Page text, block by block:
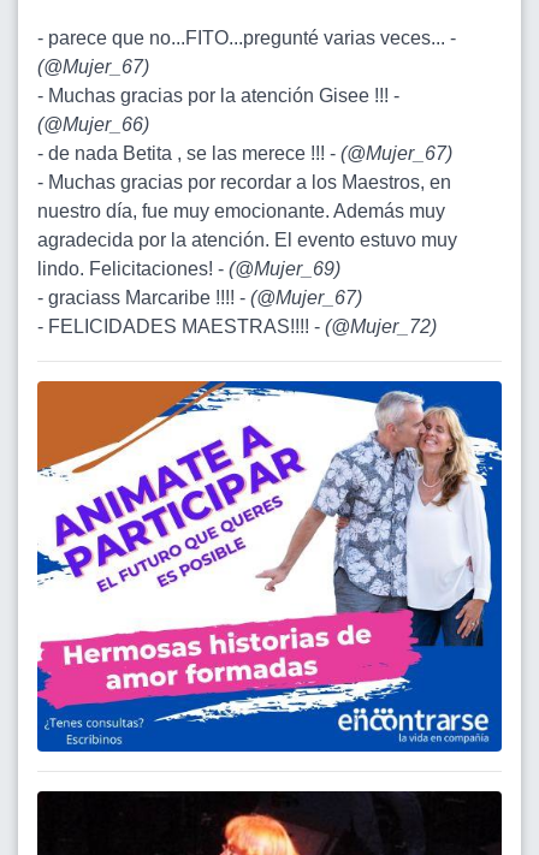
- parece que no...FITO...pregunté varias veces... -
(@Mujer_67)
- Muchas gracias por la atención Gisee !!! -
(@Mujer_66)
- de nada Betita , se las merece !!! - (@Mujer_67)
- Muchas gracias por recordar a los Maestros, en
nuestro día, fue muy emocionante. Además muy
agradecida por la atención. El evento estuvo muy
lindo. Felicitaciones! - (@Mujer_69)
- graciass Marcaribe !!!! - (@Mujer_67)
- FELICIDADES MAESTRAS!!!! - (@Mujer_72)